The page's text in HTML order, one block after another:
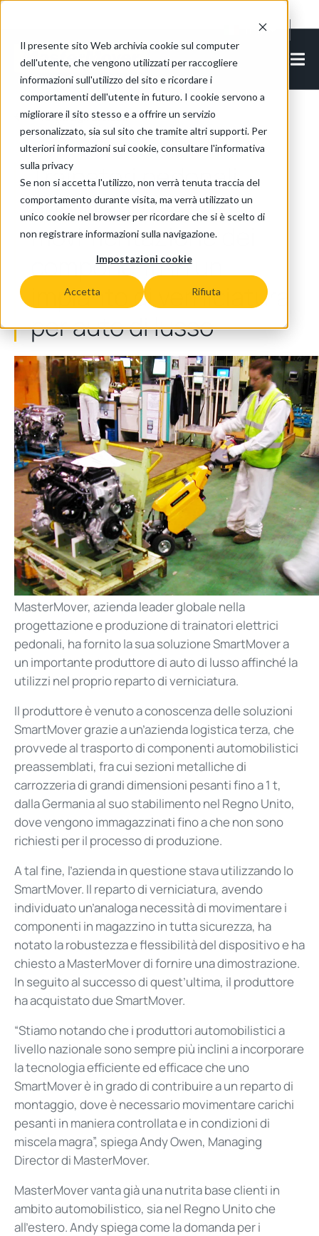
Il presente sito Web archivia cookie sul computer
dell'utente, che vengono utilizzati per raccogliere
informazioni sull'utilizzo del sito e ricordare i
comportamenti dell'utente in futuro. I cookie servono a
migliorare il sito stesso e a offrire un servizio
personalizzato, sia sul sito che tramite altri supporti. Per
ulteriori informazioni sui cookie, consultare l'informativa
sulla privacy
Se non si accetta l'utilizzo, non verrà tenuta traccia del
comportamento durante visita, ma verrà utilizzato un
unico cookie nel browser per ricordare che si è scelto di
non registrare informazioni sulla navigazione.
Impostazioni cookie
Accetta Rifiuta
IT-IT
Torna agli articoli
Trainatori pedonali
agevolano la
movimentazione dei
componenti in un
impianto di verniciatura
per auto di lusso
MasterMover, azienda leader globale nella
progettazione e produzione di trainatori elettrici
pedonali, ha fornito la sua soluzione SmartMover a
un importante produttore di auto di lusso affinché la
utilizzi nel proprio reparto di verniciatura.
Il produttore è venuto a conoscenza delle soluzioni
SmartMover grazie a un’azienda logistica terza, che
provvede al trasporto di componenti automobilistici
preassemblati, fra cui sezioni metalliche di
carrozzeria di grandi dimensioni pesanti fino a 1 t,
dalla Germania al suo stabilimento nel Regno Unito,
dove vengono immagazzinati fino a che non sono
richiesti per il processo di produzione.
A tal fine, l’azienda in questione stava utilizzando lo
SmartMover. Il reparto di verniciatura, avendo
individuato un’analoga necessità di movimentare i
componenti in magazzino in tutta sicurezza, ha
notato la robustezza e flessibilità del dispositivo e ha
chiesto a MasterMover di fornire una dimostrazione.
In seguito al successo di quest’ultima, il produttore
ha acquistato due SmartMover.
“Stiamo notando che i produttori automobilistici a
livello nazionale sono sempre più inclini a incorporare
la tecnologia efficiente ed efficace che uno
SmartMover è in grado di contribuire a un reparto di
montaggio, dove è necessario movimentare carichi
pesanti in maniera controllata e in condizioni di
miscela magra”, spiega Andy Owen, Managing
Director di MasterMover.
MasterMover vanta già una nutrita base clienti in
ambito automobilistico, sia nel Regno Unito che
all’estero. Andy spiega come la domanda per i